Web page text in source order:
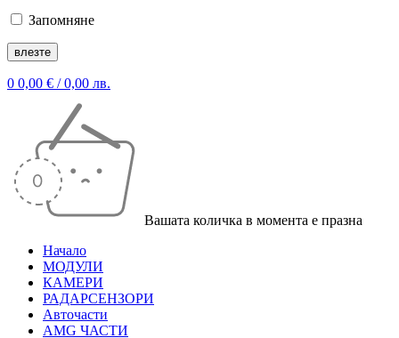
Запомняне
0 0,00 € / 0,00 лв.
Вашата количка в момента е празна
Начало
МОДУЛИ
КАМЕРИ
РАДАРСЕНЗОРИ
Авточасти
AMG ЧАСТИ